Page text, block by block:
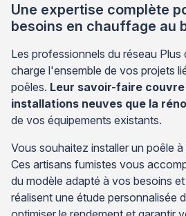
Une expertise complète
besoins en chauffage au
Les professionnels du réseau Plus
charge l'ensemble de vos projets
poêles. Leur savoir-faire
installations neuves que la
de vos équipements existants.
Vous souhaitez installer un poêle
Ces artisans fumistes vous
du modèle adapté à vos besoins
réalisent une étude personnalisée